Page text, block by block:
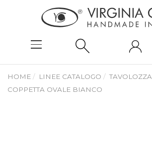
HOME LINEE CATALOGO
TAVOLOZZA
COPPETTA OVALE BIANCO